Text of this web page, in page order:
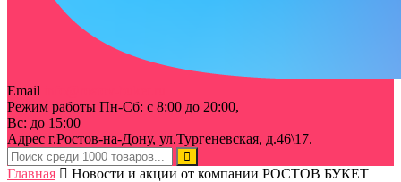
Email
Режим работы Пн-Сб: с 8:00 до 20:00,
Вс: до 15:00
Адрес г.Ростов-на-Дону, ул.Тургеневская, д.46\17.
Главная Новости и акции от компании РОСТОВ БУКЕТ